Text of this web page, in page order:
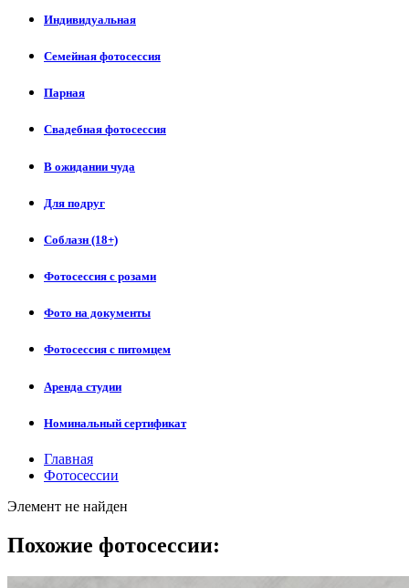
Индивидуальная
Семейная фотосессия
Парная
Свадебная фотосессия
В ожидании чуда
Для подруг
Соблазн (18+)
Фотосессия с розами
Фото на документы
Фотосессия с питомцем
Аренда студии
Номинальный сертификат
Главная
Фотосессии
Элемент не найден
Похожие фотосессии: